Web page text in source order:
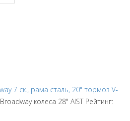
7 ск., рама сталь, 20" тормоз V-
Broadway колеса 28" AIST Рейтинг: